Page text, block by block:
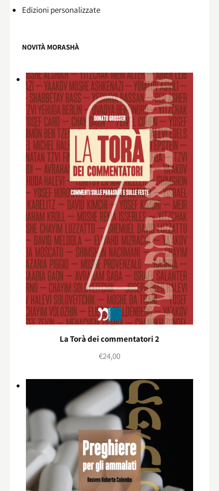
Edizioni personalizzate
NOVITÀ MORASHÀ
La Torà dei commentatori 2
€24,00